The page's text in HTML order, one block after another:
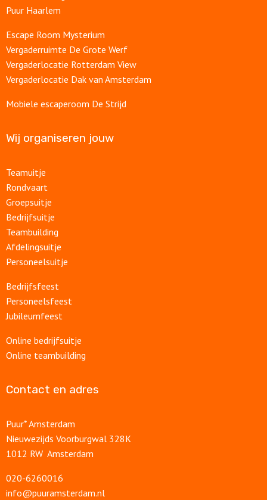
Puur Haarlem
Escape Room Mysterium
Vergaderruimte De Grote Werf
Vergaderlocatie Rotterdam View
Vergaderlocatie Dak van Amsterdam
Mobiele escaperoom De Strijd
Wij organiseren jouw
Teamuitje
Rondvaart
Groepsuitje
Bedrijfsuitje
Teambuilding
Afdelingsuitje
Personeelsuitje
Bedrijfsfeest
Personeelsfeest
Jubileumfeest
Online bedrijfsuitje
Online teambuilding
Contact en adres
Puur* Amsterdam
Nieuwezijds Voorburgwal 328K
1012 RW Amsterdam
020-6260016
info@puuramsterdam.nl